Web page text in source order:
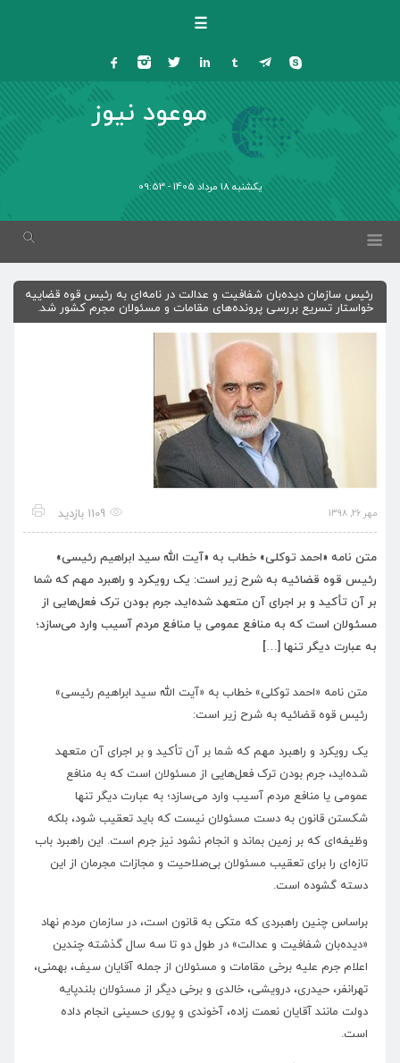
☰
موعود نیوز
یکشنبه 18 مرداد 1405 - 09:53
رئیس سازمان دیده‌بان شفافیت و عدالت در نامه‌ای به رئیس قوه قضاییه
خواستار تسریع بررسی پرونده‌های مقامات و مسئولان مجرم کشور شد.
مهر 26, 1398 1109 بازدید
متن نامه «احمد توکلی» خطاب به «آیت الله سید ابراهیم رئیسی»
رئیس قوه قضائیه به شرح زیر است: یک رویکرد و راهبرد مهم که شما
بر آن تأکید و بر اجرای آن متعهد شده‌اید، جرم بودن ترک فعل‌هایی از
مسئولان است که به منافع عمومی یا منافع مردم آسیب وارد می‌سازد؛
به عبارت دیگر تنها […]
متن نامه «احمد توکلی» خطاب به «آیت الله سید ابراهیم رئیسی»
رئیس قوه قضائیه به شرح زیر است:
یک رویکرد و راهبرد مهم که شما بر آن تأکید و بر اجرای آن متعهد
شده‌اید، جرم بودن ترک فعل‌هایی از مسئولان است که به منافع
عمومی یا منافع مردم آسیب وارد می‌سازد؛ به عبارت دیگر تنها
شکستن قانون به دست مسئولان نیست که باید تعقیب شود، بلکه
وظیفه‌ای که بر زمین بماند و انجام نشود نیز جرم است. این راهبرد باب
تازه‌ای را برای تعقیب مسئولان بی‌صلاحیت و مجازات مجرمان از این
دسته گشوده است.
براساس چنین راهبردی که متکی به قانون است، در سازمان مردم نهاد
«دیده‌بان شفافیت و عدالت» در طول دو تا سه سال گذشته چندین
اعلام جرم علیه برخی مقامات و مسئولان از جمله آقایان سیف، بهمنی،
تهرانفر، حیدری، درویشی، خالدی و برخی دیگر از مسئولان بلندپایه
دولت مانند آقایان نعمت زاده، آخوندی و پوری حسینی انجام داده
است.